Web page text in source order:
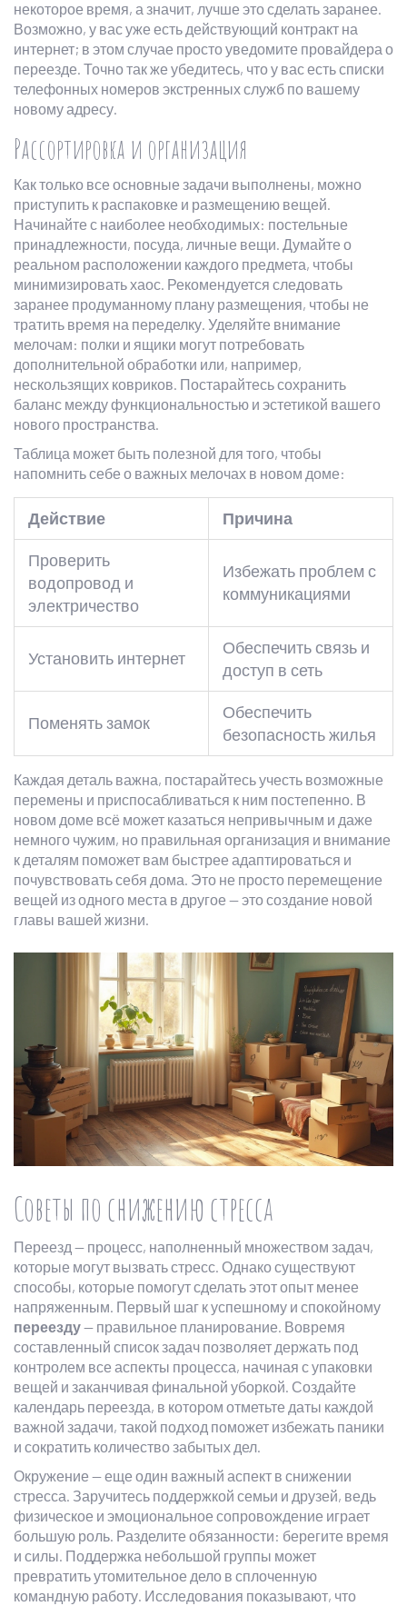
некоторое время, а значит, лучше это сделать заранее.
Возможно, у вас уже есть действующий контракт на
интернет; в этом случае просто уведомите провайдера о
переезде. Точно так же убедитесь, что у вас есть списки
телефонных номеров экстренных служб по вашему
новому адресу.
Рассортировка и организация
Как только все основные задачи выполнены, можно
приступить к распаковке и размещению вещей.
Начинайте с наиболее необходимых: постельные
принадлежности, посуда, личные вещи. Думайте о
реальном расположении каждого предмета, чтобы
минимизировать хаос. Рекомендуется следовать
заранее продуманному плану размещения, чтобы не
тратить время на переделку. Уделяйте внимание
мелочам: полки и ящики могут потребовать
дополнительной обработки или, например,
нескользящих ковриков. Постарайтесь сохранить
баланс между функциональностью и эстетикой вашего
нового пространства.
Таблица может быть полезной для того, чтобы
напомнить себе о важных мелочах в новом доме:
Действие Причина
Проверить
водопровод и
электричество
Избежать проблем с
коммуникациями
Установить интернет
Обеспечить связь и
доступ в сеть
Поменять замок
Обеспечить
безопасность жилья
Каждая деталь важна, постарайтесь учесть возможные
перемены и приспосабливаться к ним постепенно. В
новом доме всё может казаться непривычным и даже
немного чужим, но правильная организация и внимание
к деталям поможет вам быстрее адаптироваться и
почувствовать себя дома. Это не просто перемещение
вещей из одного места в другое — это создание новой
главы вашей жизни.
Советы по снижению стресса
Переезд — процесс, наполненный множеством задач,
которые могут вызвать стресс. Однако существуют
способы, которые помогут сделать этот опыт менее
напряженным. Первый шаг к успешному и спокойному
переезду— правильное планирование. Вовремя
составленный список задач позволяет держать под
контролем все аспекты процесса, начиная с упаковки
вещей и заканчивая финальной уборкой. Создайте
календарь переезда, в котором отметьте даты каждой
важной задачи, такой подход поможет избежать паники
и сократить количество забытых дел.
Окружение — еще один важный аспект в снижении
стресса. Заручитесь поддержкой семьи и друзей, ведь
физическое и эмоциональное сопровождение играет
большую роль. Разделите обязанности: берегите время
и силы. Поддержка небольшой группы может
превратить утомительное дело в сплоченную
командную работу. Исследования показывают, что